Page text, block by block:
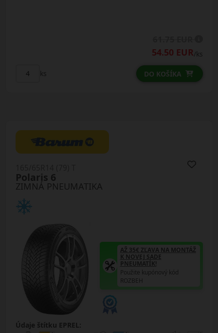
54.50 EUR/ks
ks DO KOŠÍKA
ZIMNÁ PNEUMATIKA
Polaris 6
AŽ 35€ ZĽAVA NA MONTÁŽ
K NOVEJ SADE
PNEUMATÍK!
Použite kupónový kód
ROZBEH
Údaje štítku EPREL: